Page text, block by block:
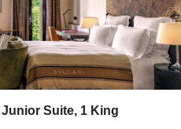
Suite, 1 King